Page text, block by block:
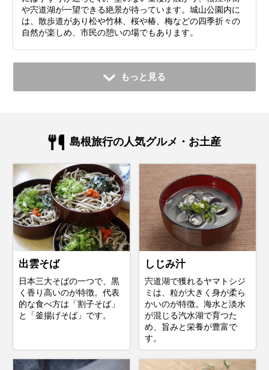
や宍道湖が一望できる絶景が待っています。城山公園内に
は、散歩道があり松や竹林、桜や椿、梅などの四季折々の
自然が楽しめ、市民の憩いの場でもあります。
もっと見る
島根旅行の人気グルメ・お土産
出雲そば
日本三大そばの一つで、黒
く香り高いのが特徴。代表
的な食べ方は「割子そば」
と「釜揚げそば」です。
しじみ汁
宍道湖で獲れるヤマトシジ
ミは、粒が大きく身が柔ら
かいのが特徴。海水と淡水
が混じる汽水湖で育つた
め、旨みと栄養が豊富で
す。